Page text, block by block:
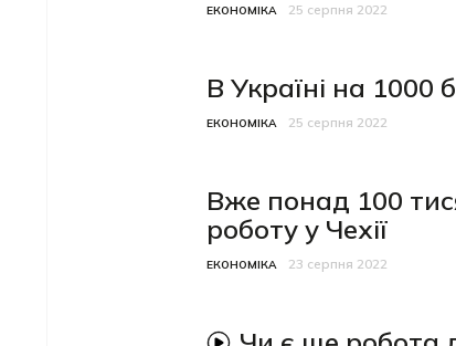
Категорія
ЕКОНОМІКА
Дата публікації
25 серпня 2022
В Україні на 1000
Категорія
ЕКОНОМІКА
Дата публікації
25 серпня 2022
Вже понад 100
роботу у Чехії
Категорія
ЕКОНОМІКА
Дата публікації
23 серпня 2022